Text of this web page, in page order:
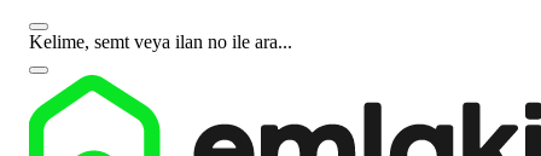
Kelime, semt veya ilan no ile ara...